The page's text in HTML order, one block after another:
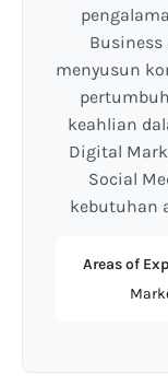
menyusun
keahlian
Digital
Social
kebutuhan
Areas of